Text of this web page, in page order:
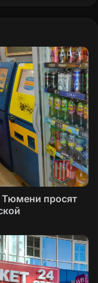
Тюмени просят